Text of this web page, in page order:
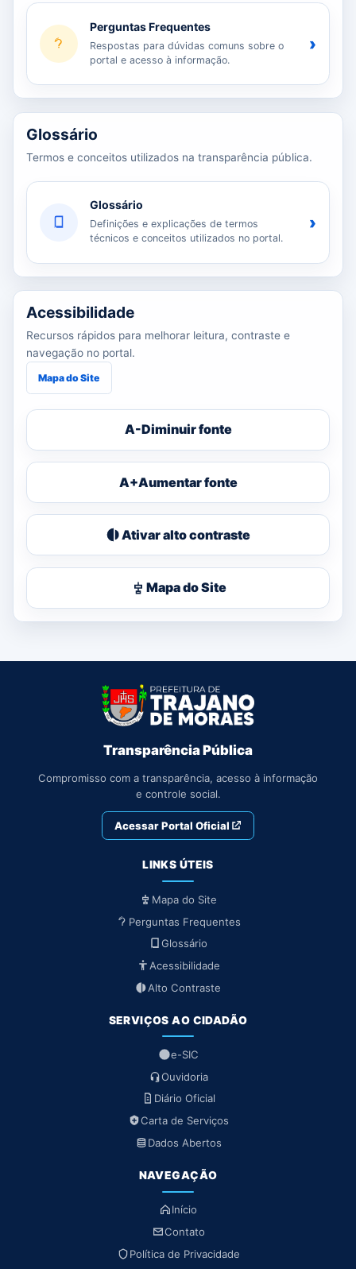
Perguntas Frequentes
Respostas para dúvidas comuns sobre o
portal e acesso à informação.
›
Glossário
Termos e conceitos utilizados na transparência pública.
Glossário
Definições e explicações de termos
técnicos e conceitos utilizados no portal.
›
Acessibilidade
Recursos rápidos para melhorar leitura, contraste e
navegação no portal.
Mapa do Site
A-Diminuir fonte
A+Aumentar fonte
Ativar alto contraste
Mapa do Site
Transparência Pública
Compromisso com a transparência, acesso à informação
e controle social.
Acessar Portal Oficial
LINKS ÚTEIS
Mapa do Site
Perguntas Frequentes
Glossário
Acessibilidade
Alto Contraste
SERVIÇOS AO CIDADÃO
e-SIC
Ouvidoria
Diário Oficial
Carta de Serviços
Dados Abertos
NAVEGAÇÃO
Início
Contato
Política de Privacidade